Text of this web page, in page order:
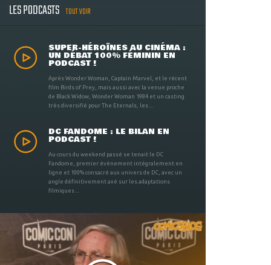
LES PODCASTS TOUT VOIR
SUPER-HÉROÏNES AU CINÉMA :
UN DÉBAT 100% FÉMININ EN
PODCAST !
Après Wonder Woman, Captain Marvel, et le récent
film Birds of Prey, mais aussi avec la venue proche
de Black Widow, Wonder Woman 1984 et un casting
très diversifié pour The Eternals, les ...
DC FANDOME : LE BILAN EN
PODCAST !
Au cours du weekend passé se tenait le DC
Fandome, premier évènement intégralement en
ligne et 100% consacré aux univers de DC, avec un
angle définitivement axé sur les adaptations
filmiques ...